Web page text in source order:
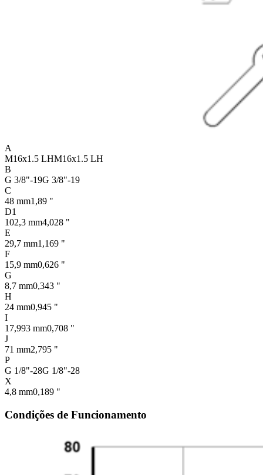
A
M16x1.5 LHM16x1.5 LH
B
G 3/8"-19G 3/8"-19
C
48 mm1,89 "
D1
102,3 mm4,028 "
E
29,7 mm1,169 "
F
15,9 mm0,626 "
G
8,7 mm0,343 "
H
24 mm0,945 "
I
17,993 mm0,708 "
J
71 mm2,795 "
P
G 1/8"-28G 1/8"-28
X
4,8 mm0,189 "
Condições de Funcionamento